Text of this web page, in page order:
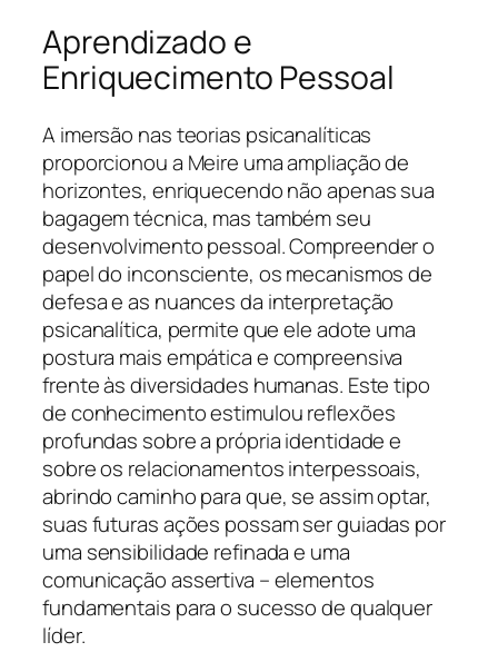
Aprendizado e
Enriquecimento Pessoal
A imersão nas teorias psicanalíticas
proporcionou a Meire uma ampliação de
horizontes, enriquecendo não apenas sua
bagagem técnica, mas também seu
desenvolvimento pessoal. Compreender o
papel do inconsciente, os mecanismos de
defesa e as nuances da interpretação
psicanalítica, permite que ele adote uma
postura mais empática e compreensiva
frente às diversidades humanas. Este tipo
de conhecimento estimulou reflexões
profundas sobre a própria identidade e
sobre os relacionamentos interpessoais,
abrindo caminho para que, se assim optar,
suas futuras ações possam ser guiadas por
uma sensibilidade refinada e uma
comunicação assertiva – elementos
fundamentais para o sucesso de qualquer
líder.